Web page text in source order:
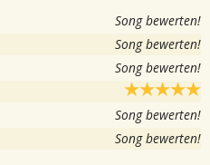
Song bewerten!
Song bewerten!
Song bewerten!
Song bewerten!
Song bewerten!